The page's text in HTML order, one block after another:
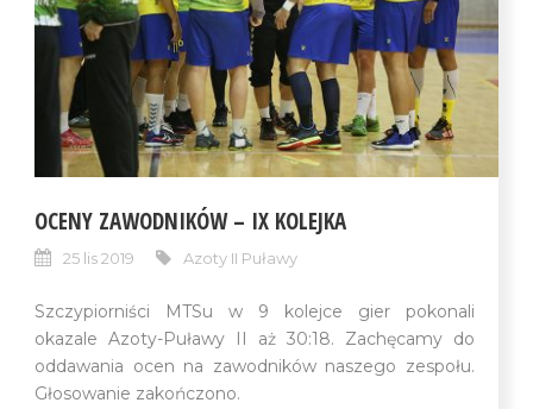
OCENY ZAWODNIKÓW – IX KOLEJKA
25 lis 2019 Azoty II Puławy
Szczypiorniści MTSu w 9 kolejce gier pokonali
okazale Azoty-Puławy II aż 30:18. Zachęcamy do
oddawania ocen na zawodników naszego zespołu.
Głosowanie zakończono.